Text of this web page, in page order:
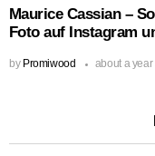
Maurice Cassian –
Foto auf Instagram
by Promiwood about a year